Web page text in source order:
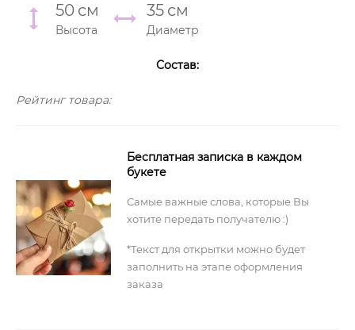
50 см
Высота
35 см
Диаметр
Состав:
Рейтинг товара:
Бесплатная записка в каждом
букете
Самые важные слова, которые Вы
хотите передать получателю :)
*Текст для открытки можно будет
заполнить на этапе оформления
заказа